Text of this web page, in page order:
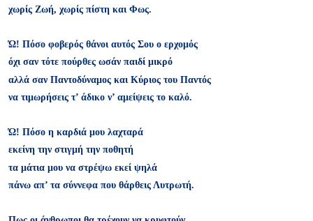
χωρίς Ζωή, χωρίς πίστη και Φως.
Ώ! Πόσο φοβερός θάνοι αυτός Σου ο ερχομός
όχι σαν τότε πούρθες ωσάν παιδί μικρό
αλλά σαν Παντοδύναμος και Κύριος του Παντός
να τιμωρήσεις τ’ άδικο ν’ αμείψεις το καλό.
Ώ! Πόσο η καρδιά μου λαχταρά
εκείνη την στιγμή την ποθητή
τα μάτια μου να στρέψω εκεί ψηλά
πάνω απ’ τα σύννεφα που θάρθεις Λυτρωτή.